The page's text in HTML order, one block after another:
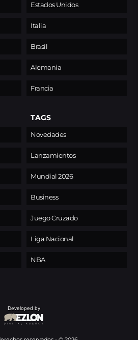
Estados Unidos
Italia
Brasil
Alemania
Francia
TAGS
Novedades
Lanzamientos
Mundial 2026
Business
Juego Cruzado
Liga Nacional
NBA
Developed by